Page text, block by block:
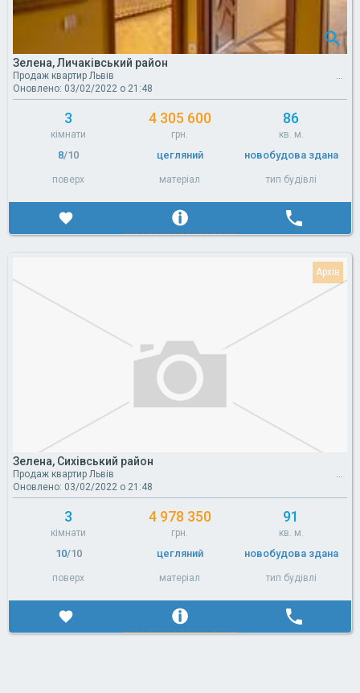
Зелена, Личаківський район
Продаж квартир Львів
Оновлено: 03/02/2022 о 21:48
3
кімнати
4 305 600
грн.
86
кв. м.
8/10
поверх
цегляний
матеріал
новобудова здана
тип будівлі
Зелена, Сихівський район
Продаж квартир Львів
Оновлено: 03/02/2022 о 21:48
3
кімнати
4 978 350
грн.
91
кв. м.
10/10
поверх
цегляний
матеріал
новобудова здана
тип будівлі